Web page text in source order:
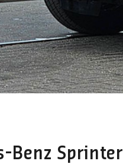
Benz Sprinter